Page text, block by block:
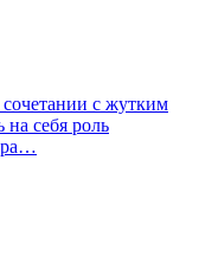
сочетании с жутким
на себя роль
ра…